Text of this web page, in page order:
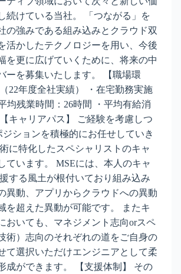
続けている当社。 「つながる」を
の強みである組み込みとクラウド双
活かしたテクノロジーを用い、今後
を更に広げていくために、将来の中
ーを募集いたします。 【職場環
22年度全社実績） ・在宅勤務実施
均残業時間：26時間 ・平均有給消
キャリアパス】 ご経験を考慮しつ
ジションを積極的にお任せしていき
に特化したスペシャリストのキャ
ています。 MSEには、本人のキャ
する風土が根付いており組み込み
異動、アプリからクラウドへの異動
を超えた異動が可能です。 またキ
おいても、マネジメント志向orスペ
術）志向のそれぞれの道をご自身の
て選択いただけエンジニアとして柔
成ができます。 【支援体制】 その